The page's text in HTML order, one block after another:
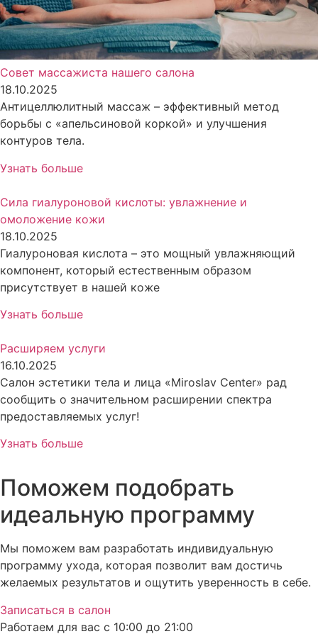
Совет массажиста нашего салона
18.10.2025
Антицеллюлитный массаж – эффективный метод
борьбы с «апельсиновой коркой» и улучшения
контуров тела.
Узнать больше
Сила гиалуроновой кислоты: увлажнение и
омоложение кожи
18.10.2025
Гиалуроновая кислота – это мощный увлажняющий
компонент, который естественным образом
присутствует в нашей коже
Узнать больше
Расширяем услуги
16.10.2025
Салон эстетики тела и лица «Miroslav Center» рад
сообщить о значительном расширении спектра
предоставляемых услуг!
Узнать больше
Поможем подобрать
идеальную программу
Мы поможем вам разработать индивидуальную
программу ухода, которая позволит вам достичь
желаемых результатов и ощутить уверенность в себе.
Записаться в салон
Работаем для вас с 10:00 до 21:00